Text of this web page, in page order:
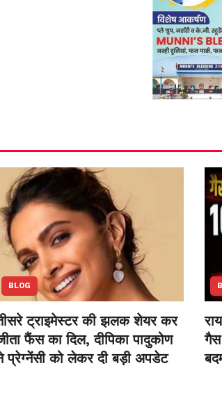
BLOG
ट्राइमेस्टर की झलक शेयर कर
फैंस का दिल, दीपिका पादुकोण
प्रेग्नेंसी को लेकर दी बड़ी अपडेट